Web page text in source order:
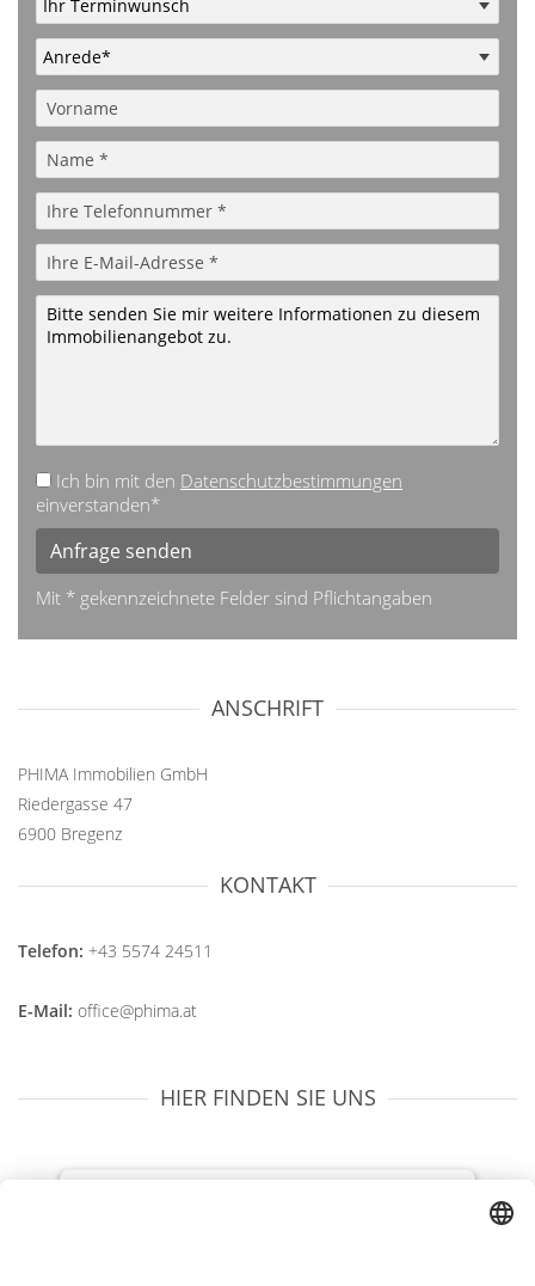
Ich bin mit den Datenschutzbestimmungen
einverstanden*
Anfrage senden
Mit * gekennzeichnete Felder sind Pflichtangaben
ANSCHRIFT
PHIMA Immobilien GmbH
Riedergasse 47
6900 Bregenz
KONTAKT
Telefon: +43 5574 24511
E-Mail: office@phima.at
HIER FINDEN SIE UNS